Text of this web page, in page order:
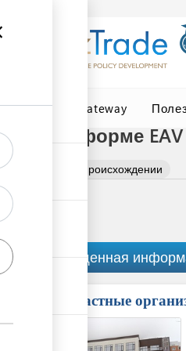
Central Asia Gateway
по форме EAV
о происхождении
Обобщенная
Причастные